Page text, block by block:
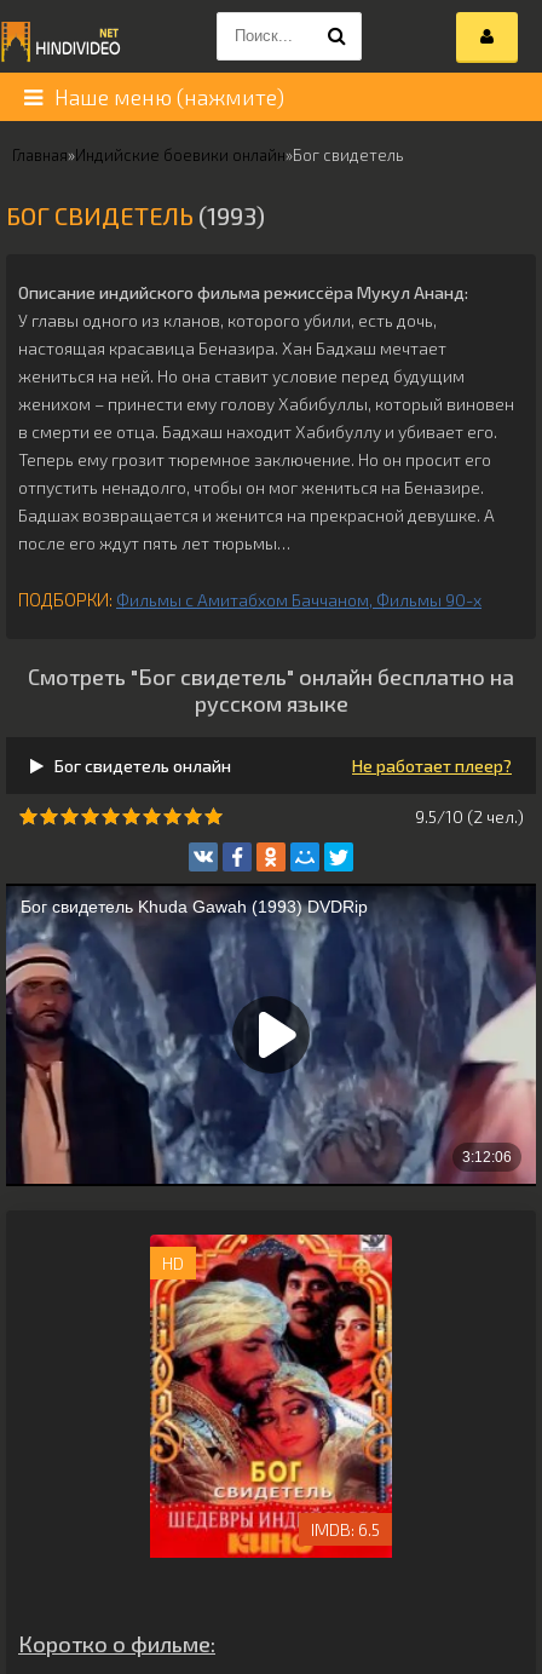
Наше меню (нажмите)
Главная»Индийские боевики онлайн»Бог свидетель
БОГ СВИДЕТЕЛЬ (1993)
Описание индийского фильма режиссёра Мукул Ананд:
У главы одного из кланов, которого убили, есть дочь,
настоящая красавица Беназира. Хан Бадхаш мечтает
жениться на ней. Но она ставит условие перед будущим
женихом – принести ему голову Хабибуллы, который виновен
в смерти ее отца. Бадхаш находит Хабибуллу и убивает его.
Теперь ему грозит тюремное заключение. Но он просит его
отпустить ненадолго, чтобы он мог жениться на Беназире.
Бадшах возвращается и женится на прекрасной девушке. А
после его ждут пять лет тюрьмы…
ПОДБОРКИ: Фильмы с Амитабхом Баччаном Фильмы 90-х
Смотреть "Бог свидетель" онлайн бесплатно на
русском языке
Бог свидетель онлайн Не работает плеер?
9.5/10 (2 чeл.)
HD
6.5
Коротко о фильме: